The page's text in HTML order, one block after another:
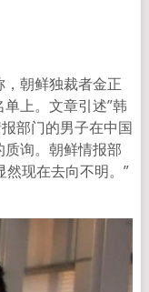
朝鲜独裁者金正
上。文章引述”韩
部门的男子在中国
询。朝鲜情报部
现在去向不明。”